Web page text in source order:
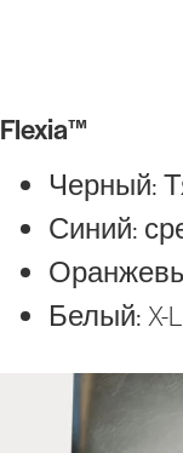
Flexia™
Черный:
Синий:
Белый: X-